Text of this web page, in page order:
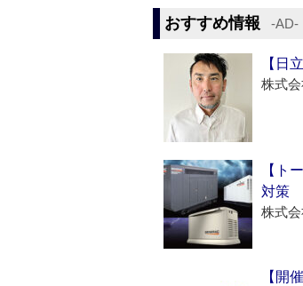
おすすめ情報 ‐AD‐
【日
株式
【ト
対策
株式
【開